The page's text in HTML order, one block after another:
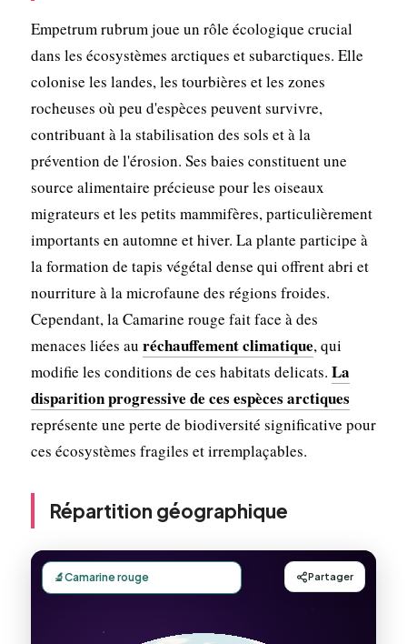
Empetrum rubrum joue un rôle écologique crucial
dans les écosystèmes arctiques et subarctiques. Elle
colonise les landes, les tourbières et les zones
rocheuses où peu d'espèces peuvent survivre,
contribuant à la stabilisation des sols et à la
prévention de l'érosion. Ses baies constituent une
source alimentaire précieuse pour les oiseaux
migrateurs et les petits mammifères, particulièrement
importants en automne et hiver. La plante participe à
la formation de tapis végétal dense qui offrent abri et
nourriture à la microfaune des régions froides.
Cependant, la Camarine rouge fait face à des
menaces liées au réchauffement climatique, qui
modifie les conditions de ces habitats delicats. La
disparition progressive de ces espèces arctiques
représente une perte de biodiversité significative pour
ces écosystèmes fragiles et irremplaçables.
Répartition géographique